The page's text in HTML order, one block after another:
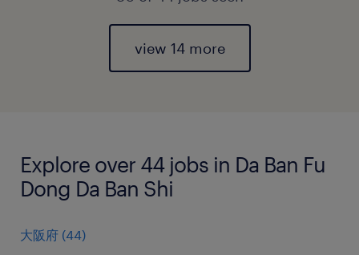
view 14 more
Explore over 44 jobs in Da Ban Fu
Dong Da Ban Shi
大阪府 (44)